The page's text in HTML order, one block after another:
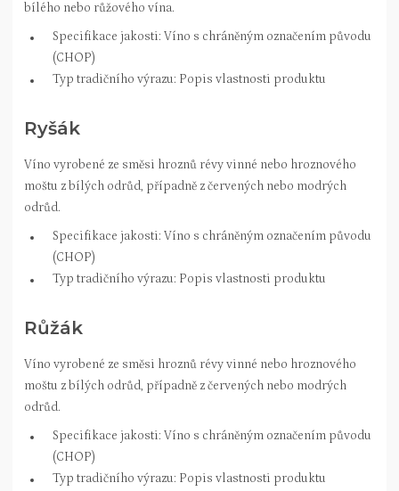
bílého nebo růžového vína.
Specifikace jakosti: Víno s chráněným označením původu
(CHOP)
Typ tradičního výrazu: Popis vlastnosti produktu
Ryšák
Víno vyrobené ze směsi hroznů révy vinné nebo hroznového
moštu z bílých odrůd, případně z červených nebo modrých
odrůd.
Specifikace jakosti: Víno s chráněným označením původu
(CHOP)
Typ tradičního výrazu: Popis vlastnosti produktu
Růžák
Víno vyrobené ze směsi hroznů révy vinné nebo hroznového
moštu z bílých odrůd, případně z červených nebo modrých
odrůd.
Specifikace jakosti: Víno s chráněným označením původu
(CHOP)
Typ tradičního výrazu: Popis vlastnosti produktu